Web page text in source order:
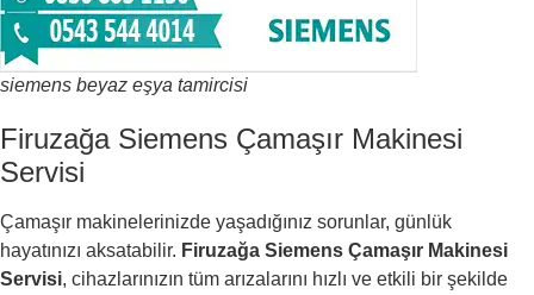
siemens beyaz eşya tamircisi
Firuzağa Siemens Çamaşır Makinesi
Servisi
Çamaşır makinelerinizde yaşadığınız sorunlar, günlük
hayatınızı aksatabilir. Firuzağa Siemens Çamaşır Makinesi
Servisi, cihazlarınızın tüm arızalarını hızlı ve etkili bir şekilde